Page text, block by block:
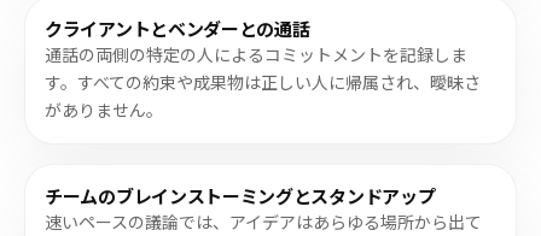
クライアントとベンダーとの通話
通話の両側の特定の人によるコミットメントを記録しま
す。すべての約束や成果物は正しい人に帰属され、曖昧さ
がありません。
チームのブレインストーミングとスタンドアップ
速いペースの議論では、アイデアはあらゆる場所から出て